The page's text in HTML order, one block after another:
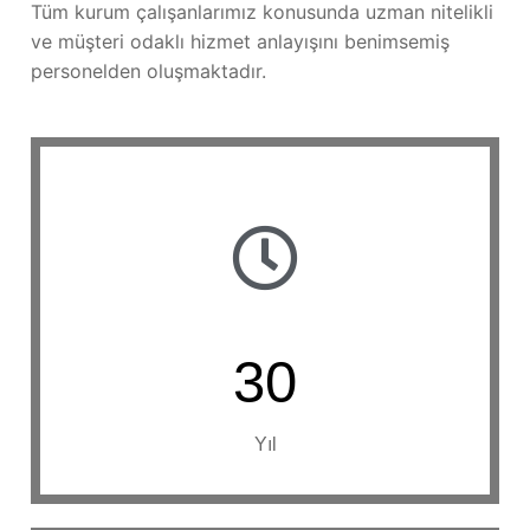
Tüm kurum çalışanlarımız konusunda uzman nitelikli
ve müşteri odaklı hizmet anlayışını benimsemiş
personelden oluşmaktadır.
30
Yıl